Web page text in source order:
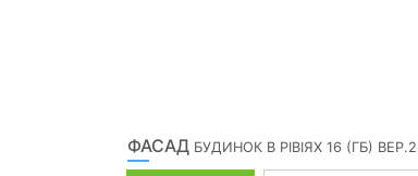
ФАСАД БУДИНОК В РІВІЯХ 16 (ГБ) ВЕР.2